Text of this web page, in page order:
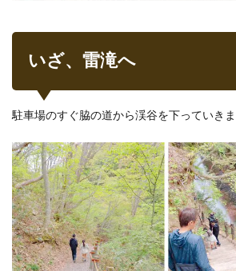
いざ、雷滝へ
駐車場のすぐ脇の道から渓谷を下っていきま